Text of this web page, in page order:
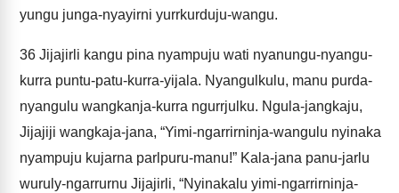
yungu junga-nyayirni yurrkurduju-wangu.
36 Jijajirli kangu pina nyampuju wati nyanungu-nyangu-
kurra puntu-patu-kurra-yijala. Nyangulkulu, manu purda-
nyangulu wangkanja-kurra ngurrjulku. Ngula-jangkaju,
Jijajiji wangkaja-jana, “Yimi-ngarrirninja-wangulu nyinaka
nyampuju kujarna parlpuru-manu!” Kala-jana panu-jarlu
wuruly-ngarrurnu Jijajirli, “Nyinakalu yimi-ngarrirninja-